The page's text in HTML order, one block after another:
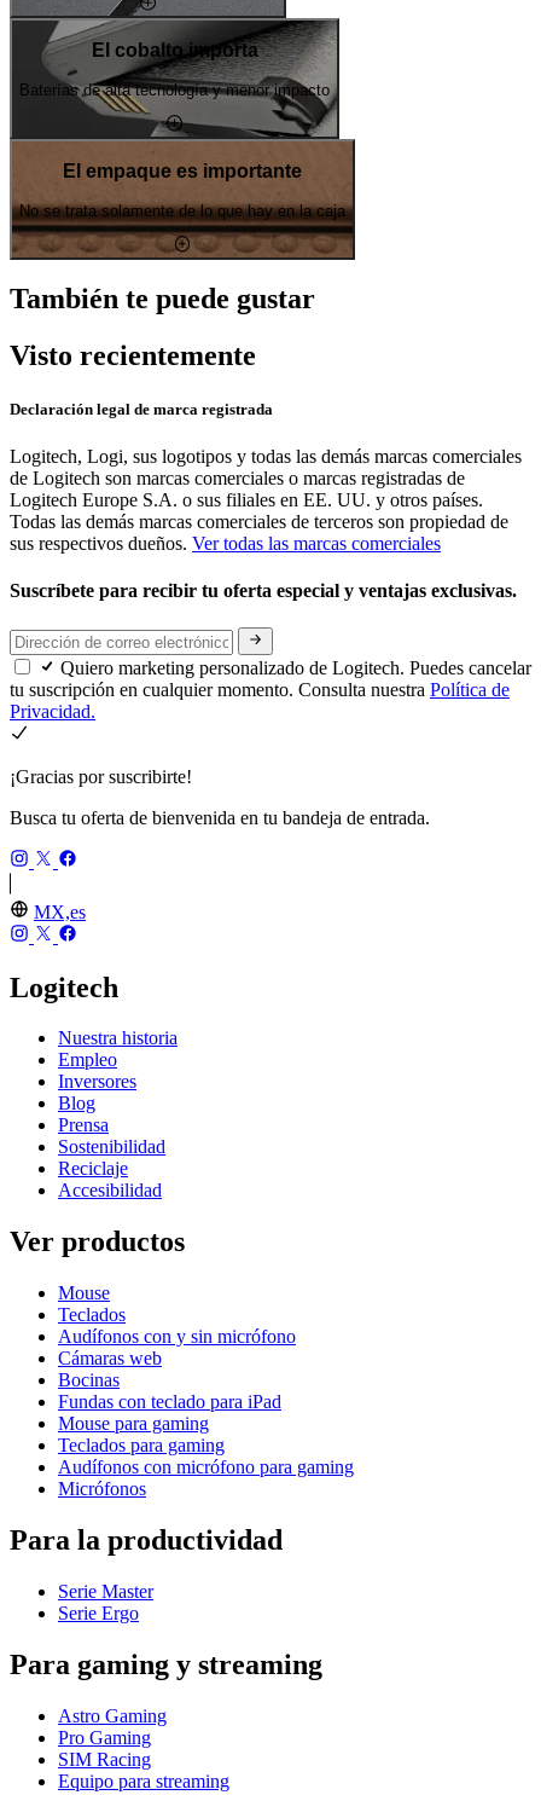
El cobalto importa
Baterías de alta tecnología y menor impacto
El empaque es importante
No se trata solamente de lo que hay en la caja
También te puede gustar
Visto recientemente
Declaración legal de marca registrada
Logitech, Logi, sus logotipos y todas las demás marcas comerciales
de Logitech son marcas comerciales o marcas registradas de
Logitech Europe S.A. o sus filiales en EE. UU. y otros países.
Todas las demás marcas comerciales de terceros son propiedad de
sus respectivos dueños. Ver todas las marcas comerciales
Suscríbete para recibir tu oferta especial y ventajas exclusivas.
Quiero marketing personalizado de Logitech. Puedes cancelar
tu suscripción en cualquier momento. Consulta nuestra Política de
Privacidad.
¡Gracias por suscribirte!
Busca tu oferta de bienvenida en tu bandeja de entrada.
MX,es
Logitech
Nuestra historia
Empleo
Inversores
Blog
Prensa
Sostenibilidad
Reciclaje
Accesibilidad
Ver productos
Mouse
Teclados
Audífonos con y sin micrófono
Cámaras web
Bocinas
Fundas con teclado para iPad
Mouse para gaming
Teclados para gaming
Audífonos con micrófono para gaming
Micrófonos
Para la productividad
Serie Master
Serie Ergo
Para gaming y streaming
Astro Gaming
Pro Gaming
SIM Racing
Equipo para streaming